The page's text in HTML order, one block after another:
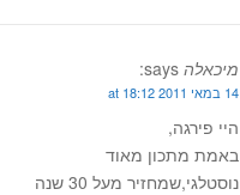
מיכאלה says:
14 במאי 2011 at 18:12
היי פירגה,
באמת מתכון מאוד
נוסטלגי,שמחזיר מעל 30 שנה